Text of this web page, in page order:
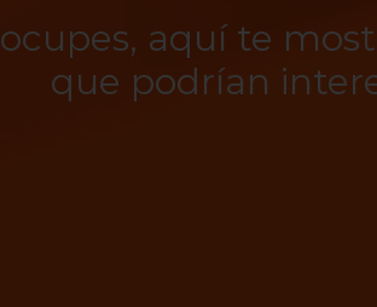
aquí te
que podrían